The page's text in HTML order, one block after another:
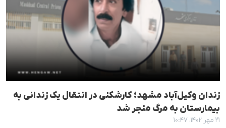
زندان وکیل‌آباد مشهد؛ کارشکنی در انتقال یک زندانی به
بیمارستان به مرگ منجر شد
۲۱ مهر ۱۴۰۲، ۱۰:۴۷